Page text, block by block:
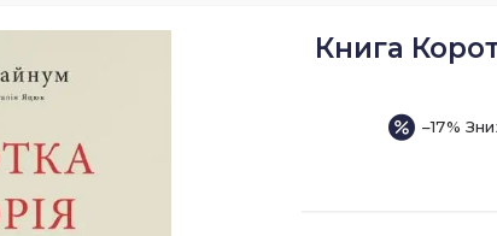
Книга
–17%